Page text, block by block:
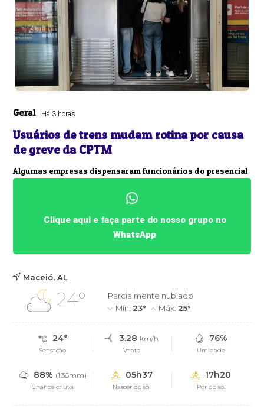
Geral Há 3 horas
Usuários de trens mudam rotina por causa
de greve da CPTM
Algumas empresas dispensaram funcionários do presencial
Clique aqui e faça parte do nosso grupo no
WhatsApp
Maceió, AL
24°
Parcialmente nublado
Mín. 23° Máx. 25°
24°
Sensação
3.28 km/h
Vento
76%
Umidade
88% (1.36mm)
Chance chuva
05h37
Nascer do sol
17h20
Pôr do sol